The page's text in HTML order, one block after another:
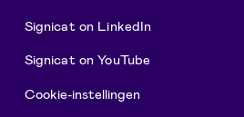
Signicat on LinkedIn
Signicat on YouTube
Cookie-instellingen